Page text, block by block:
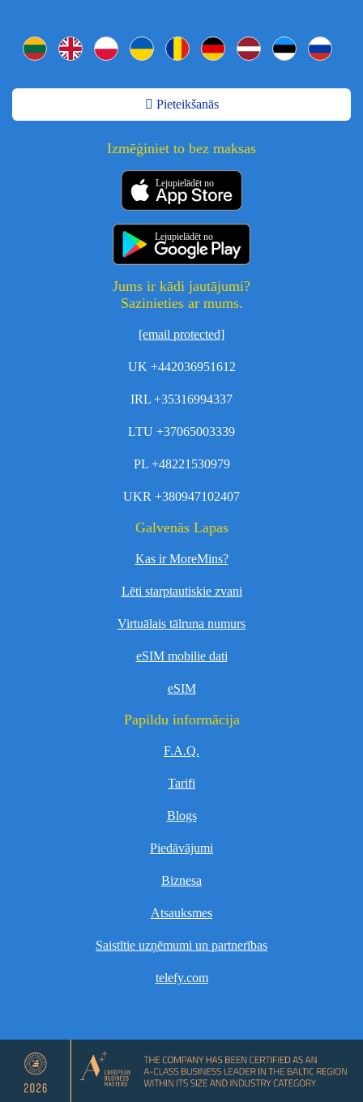
Pieteikšanās
Izmēģiniet to bez maksas
Lejupielādēt no
Lejupielādēt no
Jums ir kādi jautājumi?
Sazinieties ar mums.
[email protected]
UK +442036951612
IRL +35316994337
LTU +37065003339
PL +48221530979
UKR +380947102407
Galvenās Lapas
Kas ir MoreMins?
Lēti starptautiskie zvani
Virtuālais tālruņa numurs
eSIM mobilie dati
eSIM
Papildu informācija
F.A.Q.
Tarifi
Blogs
Piedāvājumi
Biznesa
Atsauksmes
Saistītie uzņēmumi un partnerības
telefy.com